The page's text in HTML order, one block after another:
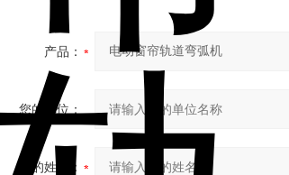
产品：
您的单位：
您的姓名：